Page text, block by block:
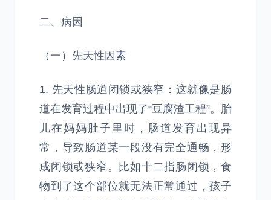
二、病因
（一）先天性因素
1. 先天性肠道闭锁或狭窄：这就像是肠
道在发育过程中出现了“豆腐渣工程”。胎
儿在妈妈肚子里时，肠道发育出现异
常，导致肠道某一段没有完全通畅，形
成闭锁或狭窄。比如十二指肠闭锁，食
物到了这个部位就无法正常通过，孩子